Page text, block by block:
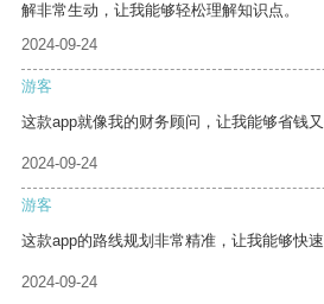
解非常生动，让我能够轻松理解知识点。
2024-09-24
游客
这款app就像我的财务顾问，让我能够省钱又
2024-09-24
游客
这款app的路线规划非常精准，让我能够快速
2024-09-24